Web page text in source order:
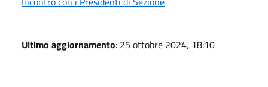
Ultimo aggiornamento: 25 ottobre 2024, 18:10